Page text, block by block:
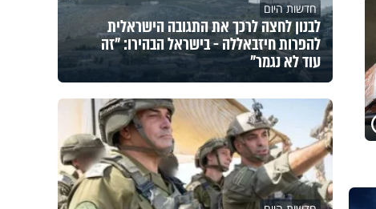
חדשות היום
לבנון לחצה לרכך את התגובה הישראלית
להפרות חיזבאללה - בישראל הבהירו: "זה
עוד לא נגמר"